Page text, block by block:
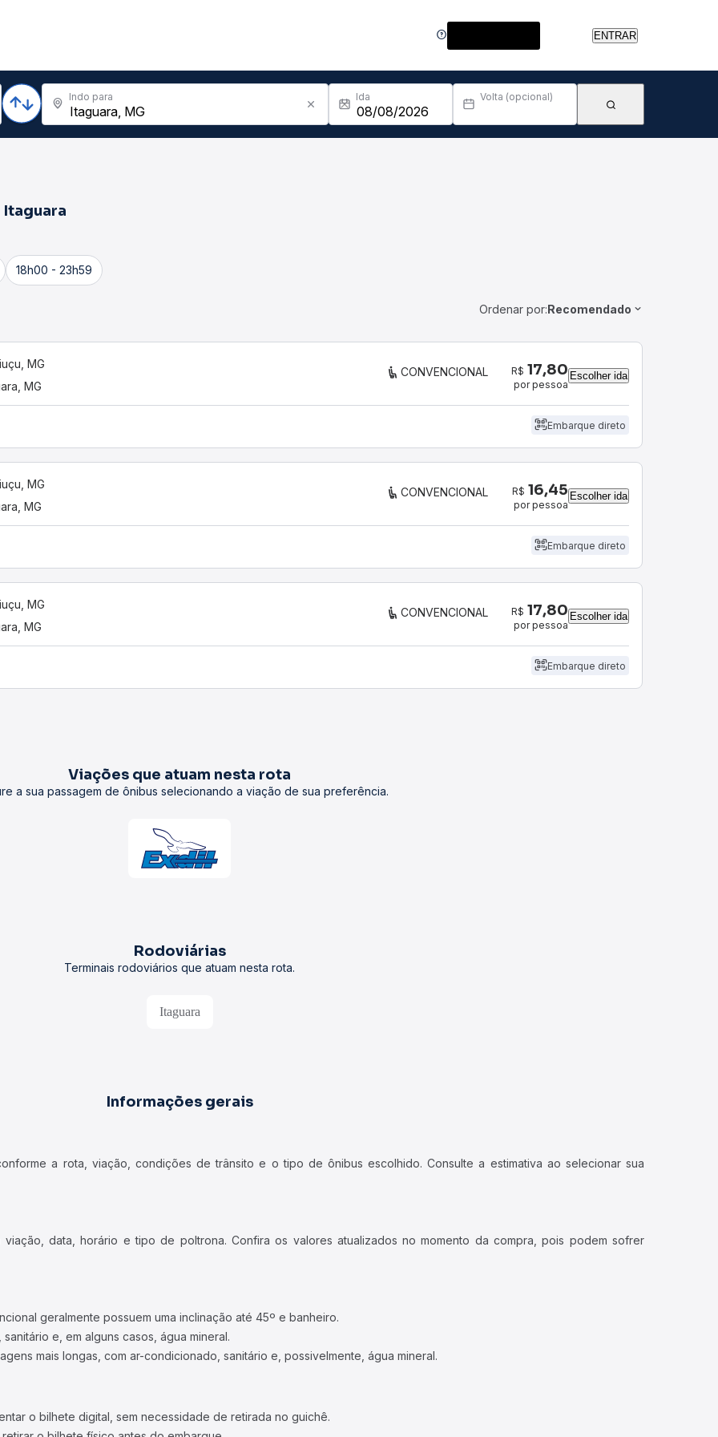
ENTRAR
Indo para Ida Volta (opcional)
Itaguara
18h00 - 23h59
Ordenar por:Recomendado
MG
MG
CONVENCIONAL R$ 17,80
por pessoa
Escolher ida
Embarque direto
MG
MG
CONVENCIONAL R$ 16,45
por pessoa
Escolher ida
Embarque direto
MG
MG
CONVENCIONAL R$ 17,80
por pessoa
Escolher ida
Embarque direto
Viações que atuam nesta rota
a sua passagem de ônibus selecionando a viação de sua preferência.
Rodoviárias
Terminais rodoviários que atuam nesta rota.
Itaguara
Informações gerais
a rota, viação, condições de trânsito e o tipo de ônibus escolhido. Consulte a estimativa ao selecionar sua
data, horário e tipo de poltrona. Confira os valores atualizados no momento da compra, pois podem sofrer
geralmente possuem uma inclinação até 45º e banheiro.
e, em alguns casos, água mineral.
mais longas, com ar-condicionado, sanitário e, possivelmente, água mineral.
o bilhete digital, sem necessidade de retirada no guichê.